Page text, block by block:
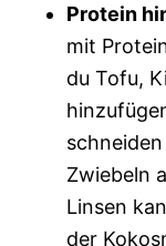
Protein
mit
du Tofu,
Zwiebeln
Linsen
der